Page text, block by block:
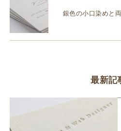
銀色の小口染めと
最新記